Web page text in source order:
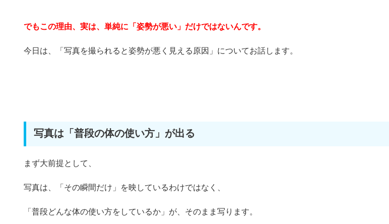
でもこの理由、実は、単純に「姿勢が悪い」だけではないんです。
今日は、「写真を撮られると姿勢が悪く見える原因」についてお話します。
写真は「普段の体の使い方」が出る
まず大前提として、
写真は、「その瞬間だけ」を映しているわけではなく、
「普段どんな体の使い方をしているか」が、そのまま写ります。